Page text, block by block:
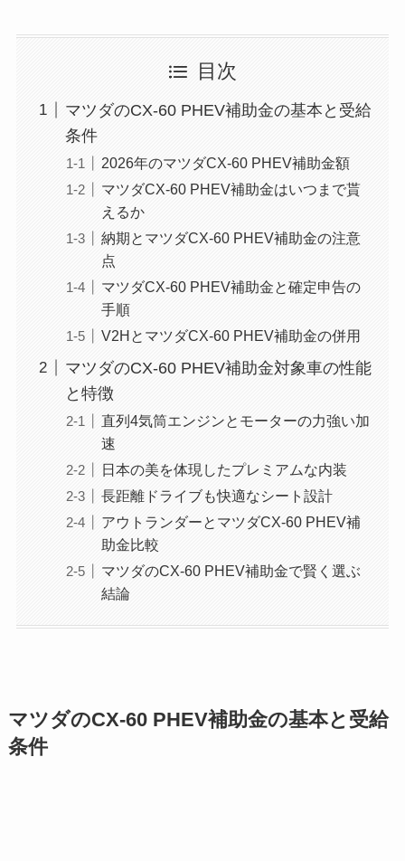
目次
マツダのCX-60 PHEV補助金の基本と受給
条件
2026年のマツダCX-60 PHEV補助金額
マツダCX-60 PHEV補助金はいつまで貰
えるか
納期とマツダCX-60 PHEV補助金の注意
点
マツダCX-60 PHEV補助金と確定申告の
手順
V2HとマツダCX-60 PHEV補助金の併用
マツダのCX-60 PHEV補助金対象車の性能
と特徴
直列4気筒エンジンとモーターの力強い加
速
日本の美を体現したプレミアムな内装
長距離ドライブも快適なシート設計
アウトランダーとマツダCX-60 PHEV補
助金比較
マツダのCX-60 PHEV補助金で賢く選ぶ
結論
マツダのCX-60 PHEV補助金の基本と受給
条件